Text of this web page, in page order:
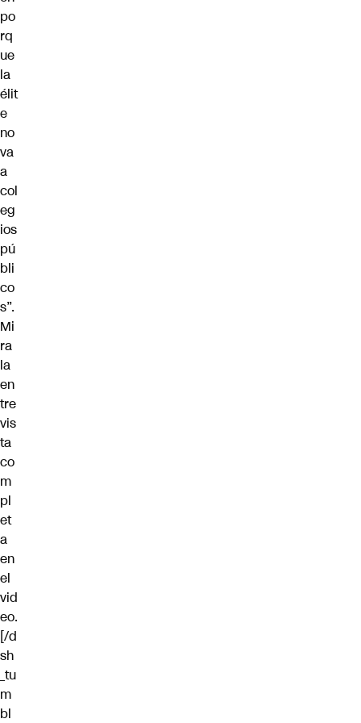
po
rq
ue
la
élit
e
no
va
a
col
eg
ios
pú
bli
co
s”.
Mi
ra
la
en
tre
vis
ta
co
m
pl
et
a
en
el
vid
eo.
[/d
sh
_tu
m
bl